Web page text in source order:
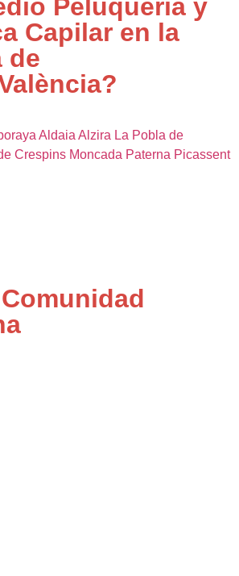
Peluquería y
Capilar en la
de
Aldaia Alzira La Pobla de
Crespins Moncada Paterna Picassent